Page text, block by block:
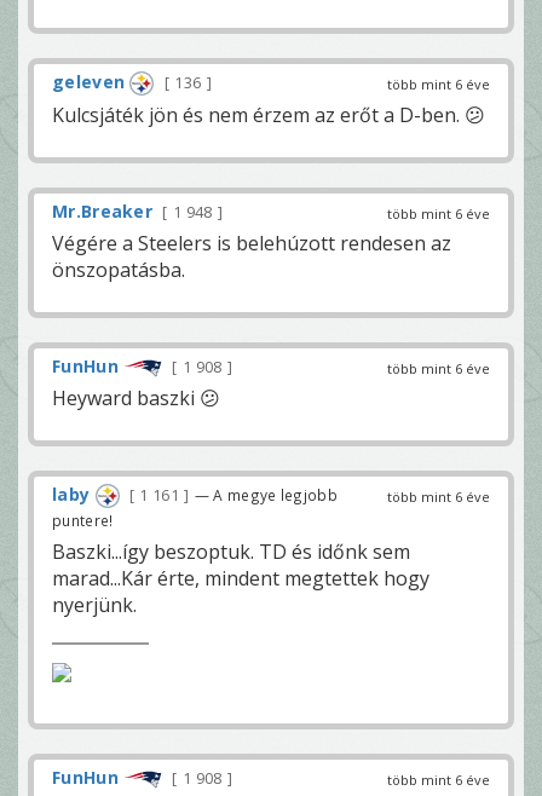
több mint 6 éve
geleven 136
Kulcsjáték jön és nem érzem az erőt a D-ben. 😕
több mint 6 éve
Mr.Breaker 1 948
Végére a Steelers is belehúzott rendesen az
önszopatásba.
több mint 6 éve
FunHun 1 908
Heyward baszki 😕
több mint 6 éve
laby 1 161
— A megye legjobb
puntere!
Baszki...így beszoptuk. TD és időnk sem
marad...Kár érte, mindent megtettek hogy
nyerjünk.
több mint 6 éve
FunHun
1 908